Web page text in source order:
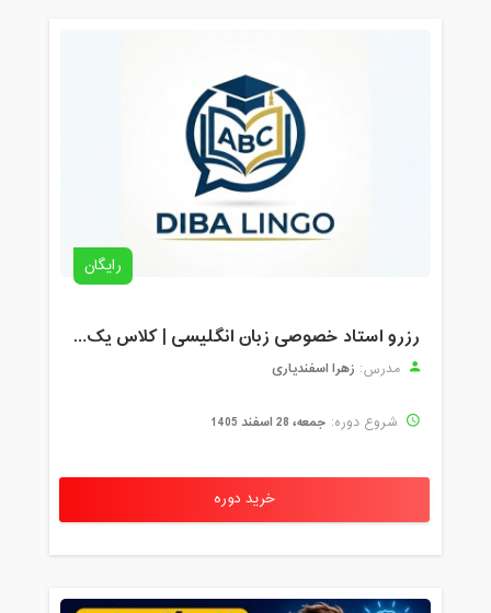
رایگان
رزرو استاد خصوصی زبان انگلیسی | کلاس یک‌نفره با زهرا اسفندیاری + مشاوره رایگان
مدرس: زهرا اسفندیاری
شروع دوره: جمعه، 28 اسفند 1405
خرید دوره